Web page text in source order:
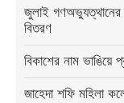
জুলাই গণঅভ্যুত্থানের
বিতরণ
বিকাশের নাম ভাঙিয়ে
জাহেদা শফি মহিলা